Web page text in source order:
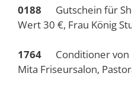
0188
Gutschein für
Wert 30 €, Frau König
1764
Conditioner von
Mita Friseursalon,